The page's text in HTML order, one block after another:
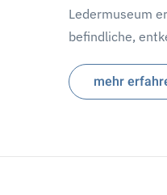
Ledermuseum
befindliche,
mehr